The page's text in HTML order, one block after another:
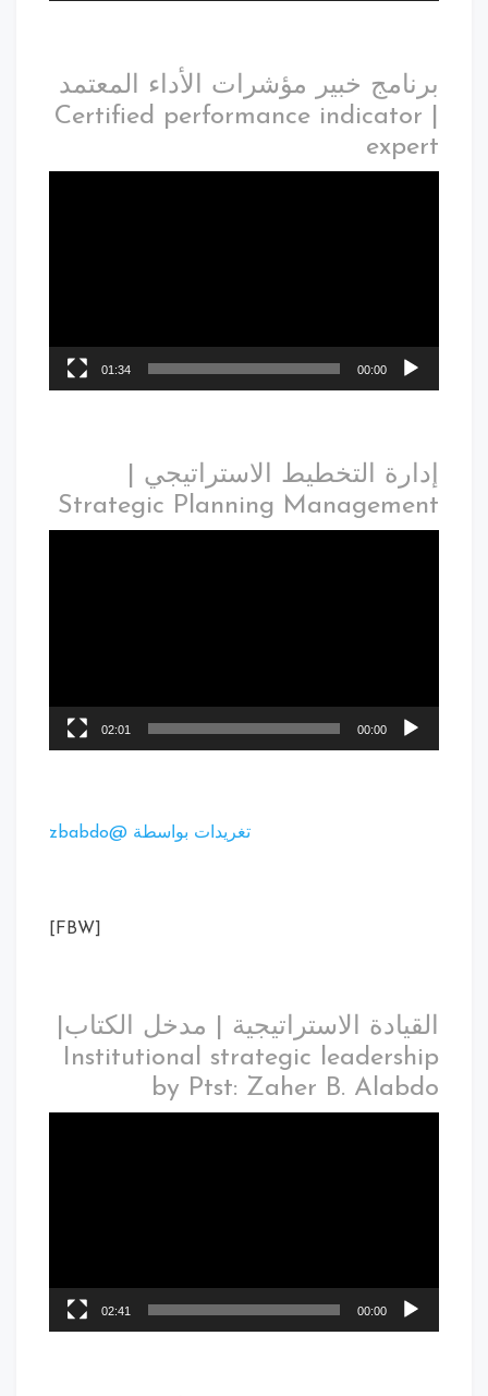
برنامج خبير مؤشرات الأداء المعتمد
| Certified performance indicator
expert
00:00
01:34
إدارة التخطيط الاستراتيجي |
Strategic Planning Management
00:00
02:01
تغريدات بواسطة @zbabdo
[FBW]
القيادة الاستراتيجية | مدخل الكتاب|
Institutional strategic leadership
by Ptst: Zaher B. Alabdo
00:00
02:41